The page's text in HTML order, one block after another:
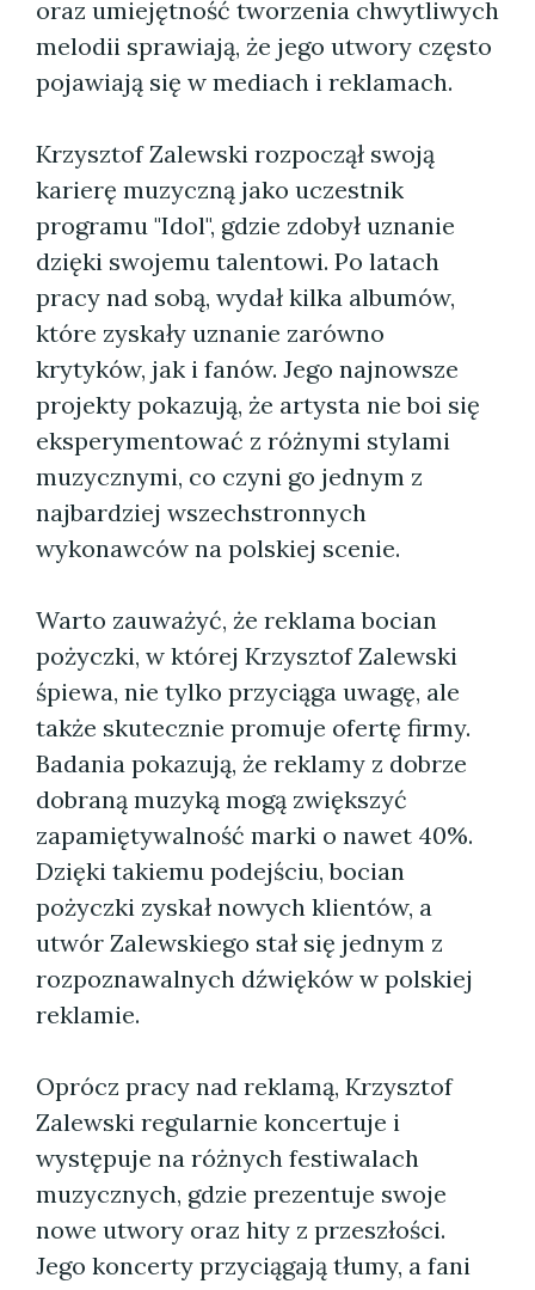
oraz umiejętność tworzenia chwytliwych
melodii sprawiają, że jego utwory często
pojawiają się w mediach i reklamach.
Krzysztof Zalewski rozpoczął swoją
karierę muzyczną jako uczestnik
programu "Idol", gdzie zdobył uznanie
dzięki swojemu talentowi. Po latach
pracy nad sobą, wydał kilka albumów,
które zyskały uznanie zarówno
krytyków, jak i fanów. Jego najnowsze
projekty pokazują, że artysta nie boi się
eksperymentować z różnymi stylami
muzycznymi, co czyni go jednym z
najbardziej wszechstronnych
wykonawców na polskiej scenie.
Warto zauważyć, że reklama bocian
pożyczki, w której Krzysztof Zalewski
śpiewa, nie tylko przyciąga uwagę, ale
także skutecznie promuje ofertę firmy.
Badania pokazują, że reklamy z dobrze
dobraną muzyką mogą zwiększyć
zapamiętywalność marki o nawet 40%.
Dzięki takiemu podejściu, bocian
pożyczki zyskał nowych klientów, a
utwór Zalewskiego stał się jednym z
rozpoznawalnych dźwięków w polskiej
reklamie.
Oprócz pracy nad reklamą, Krzysztof
Zalewski regularnie koncertuje i
występuje na różnych festiwalach
muzycznych, gdzie prezentuje swoje
nowe utwory oraz hity z przeszłości.
Jego koncerty przyciągają tłumy, a fani